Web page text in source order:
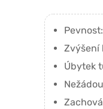
Pevnost:
Zvýšení
Úbytek